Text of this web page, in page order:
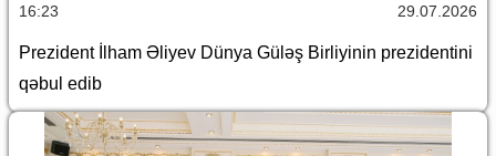
16:23 29.07.2026
Prezident İlham Əliyev Dünya Güləş Birliyinin prezidentini
qəbul edib